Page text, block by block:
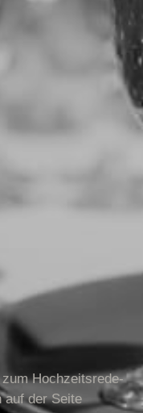
zum Hochzeitsrede-
auf der Seite